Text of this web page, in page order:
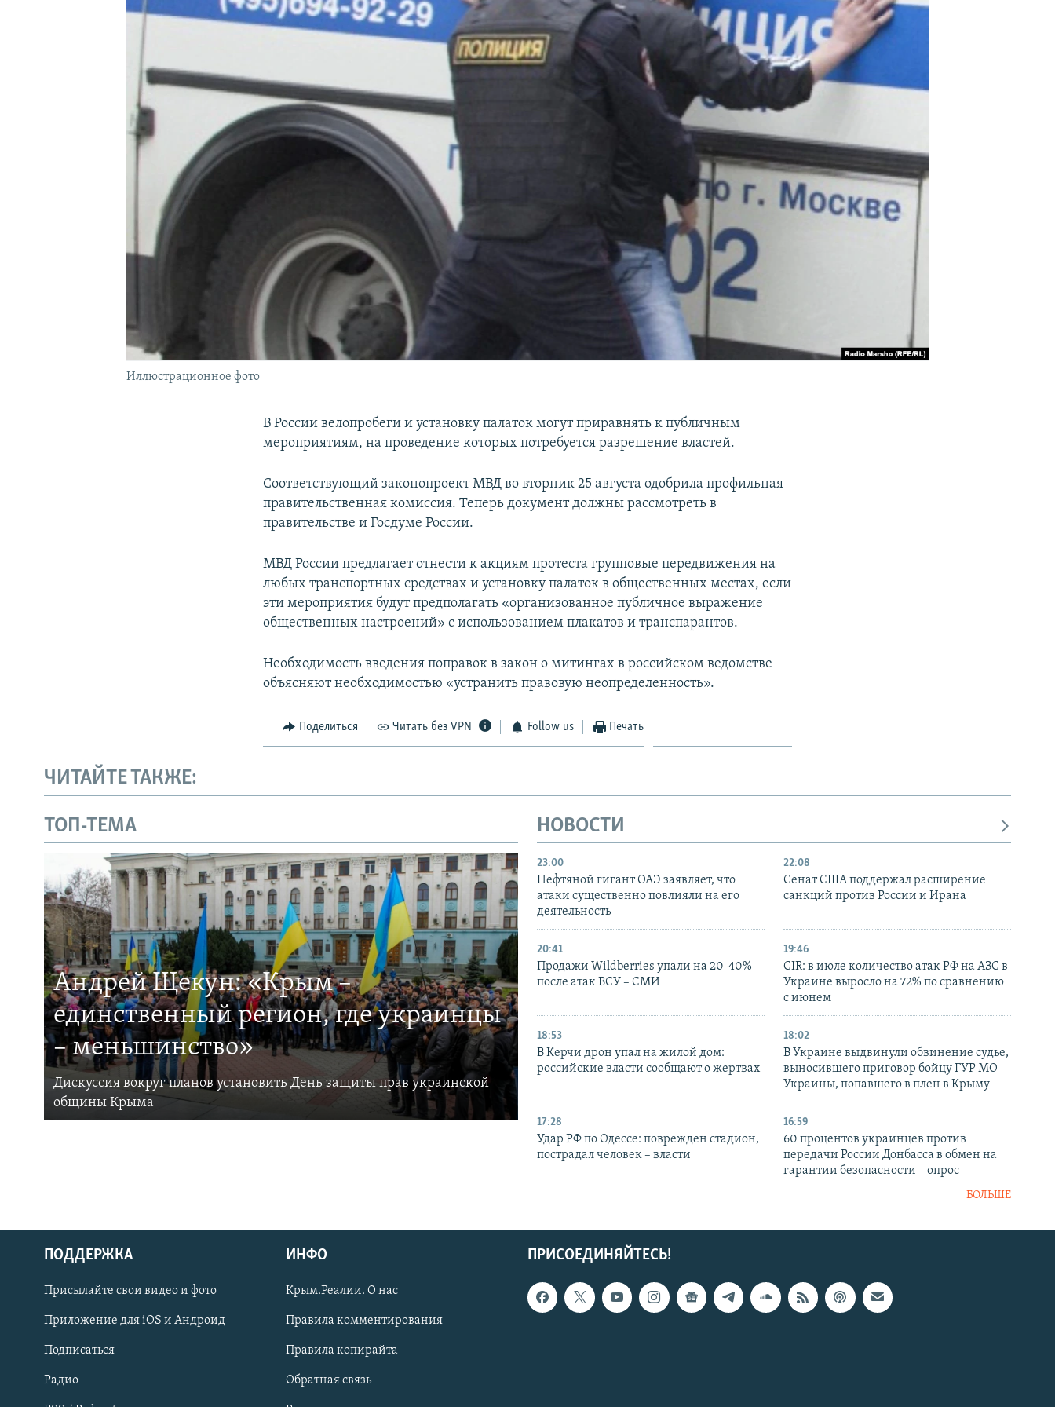
УКРАИНСКАЯ ПРОБЛЕМА КРЫМА
Українською
Qırımtatar
ПРИСОЕДИНЯЙТЕСЬ!
Иллюстрационное фото
В России велопробеги и установку палаток могут приравнять к публичным
мероприятиям, на проведение которых потребуется разрешение властей.
Соответствующий законопроект МВД во вторник 25 августа одобрила профильная
правительственная комиссия. Теперь документ должны рассмотреть в
правительстве и Госдуме России.
МВД России предлагает отнести к акциям протеста групповые передвижения на
любых транспортных средствах и установку палаток в общественных местах, если
эти мероприятия будут предполагать «организованное публичное выражение
общественных настроений» с использованием плакатов и транспарантов.
Необходимость введения поправок в закон о митингах в российском ведомстве
объясняют необходимостью «устранить правовую неопределенность».
Поделиться Читать без VPN Follow us Печать
ЧИТАЙТЕ ТАКЖЕ:
ТОП-ТЕМА
Андрей Щекун: «Крым –
единственный регион, где украинцы
– меньшинство»
Дискуссия вокруг планов установить День защиты прав украинской
общины Крыма
НОВОСТИ
23:00
Нефтяной гигант ОАЭ заявляет, что
атаки существенно повлияли на его
деятельность
22:08
Сенат США поддержал расширение
санкций против России и Ирана
20:41
Продажи Wildberries упали на 20-40%
после атак ВСУ – СМИ
19:46
CIR: в июле количество атак РФ на АЗС в
Украине выросло на 72% по сравнению
с июнем
18:53
В Керчи дрон упал на жилой дом:
российские власти сообщают о жертвах
18:02
В Украине выдвинули обвинение судье,
выносившего приговор бойцу ГУР МО
Украины, попавшего в плен в Крыму
17:28
Удар РФ по Одессе: поврежден стадион,
пострадал человек – власти
16:59
60 процентов украинцев против
передачи России Донбасса в обмен на
гарантии безопасности – опрос
БОЛЬШЕ
ПРИСОЕДИНЯЙТЕСЬ!
ПОДДЕРЖКА
Присылайте свои видео и фото
Приложение для iOS и Андроид
Подписаться
Радио
ИНФО
Крым.Реалии. О нас
Правила комментирования
Правила копирайта
Обратная связь